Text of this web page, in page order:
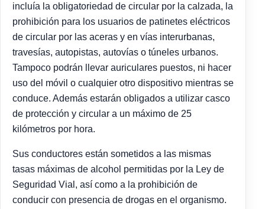
incluía la obligatoriedad de circular por la calzada, la
prohibición para los usuarios de patinetes eléctricos
de circular por las aceras y en vías interurbanas,
travesías, autopistas, autovías o túneles urbanos.
Tampoco podrán llevar auriculares puestos, ni hacer
uso del móvil o cualquier otro dispositivo mientras se
conduce. Además estarán obligados a utilizar casco
de protección y circular a un máximo de 25
kilómetros por hora.
Sus conductores están sometidos a las mismas
tasas máximas de alcohol permitidas por la Ley de
Seguridad Vial, así como a la prohibición de
conducir con presencia de drogas en el organismo.